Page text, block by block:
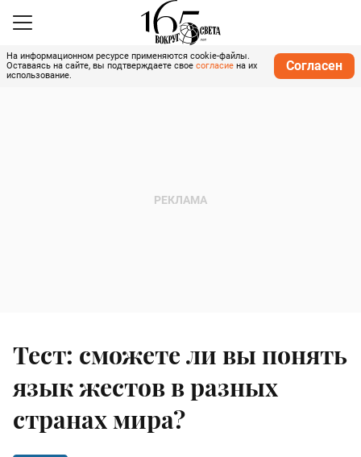
На информационном ресурсе применяются cookie-файлы.
Оставаясь на сайте, вы подтверждаете свое согласие на их
использование.
Согласен
Тест: сможете ли вы понять
язык жестов в разных
странах мира?